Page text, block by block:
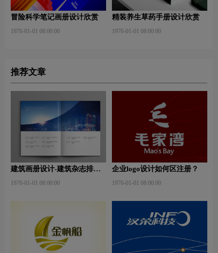
冒险科学笔记画册设计欣赏
1970-01-01 08:00:00
精装养生草药手册设计欣赏
1970-01-01 08:00:00
推荐文章
建筑画册设计-建筑杂志排版
用？
1970-01-01 08:00:00
企业logo设计如何区注册？
1970-01-01 08:00:00